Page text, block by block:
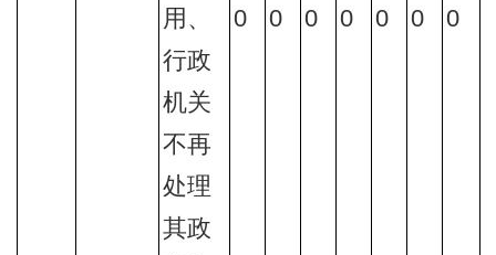
用、
行政
机关
不再
处理
其政
0 0 0 0 0 0 0